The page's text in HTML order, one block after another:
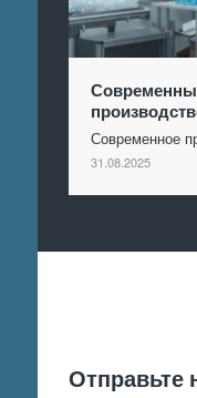
Современное
31.08.2025
Отправьте